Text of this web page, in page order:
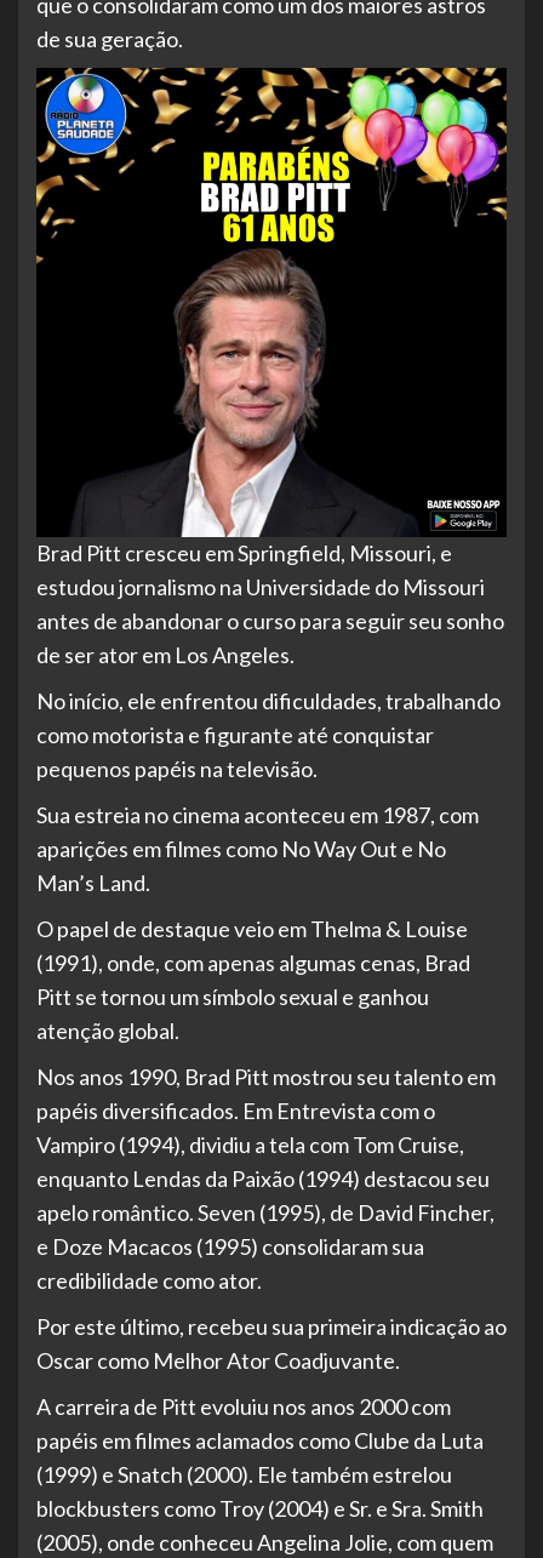
de sua geração.
Brad Pitt cresceu em Springfield, Missouri, e
estudou jornalismo na Universidade do Missouri
antes de abandonar o curso para seguir seu sonho
de ser ator em Los Angeles.
No início, ele enfrentou dificuldades, trabalhando
como motorista e figurante até conquistar
pequenos papéis na televisão.
Sua estreia no cinema aconteceu em 1987, com
aparições em filmes como No Way Out e No
Man’s Land.
O papel de destaque veio em Thelma & Louise
(1991), onde, com apenas algumas cenas, Brad
Pitt se tornou um símbolo sexual e ganhou
atenção global.
Nos anos 1990, Brad Pitt mostrou seu talento em
papéis diversificados. Em Entrevista com o
Vampiro (1994), dividiu a tela com Tom Cruise,
enquanto Lendas da Paixão (1994) destacou seu
apelo romântico. Seven (1995), de David Fincher,
e Doze Macacos (1995) consolidaram sua
credibilidade como ator.
Por este último, recebeu sua primeira indicação ao
Oscar como Melhor Ator Coadjuvante.
A carreira de Pitt evoluiu nos anos 2000 com
papéis em filmes aclamados como Clube da Luta
(1999) e Snatch (2000). Ele também estrelou
blockbusters como Troy (2004) e Sr. e Sra. Smith
(2005), onde conheceu Angelina Jolie, com quem